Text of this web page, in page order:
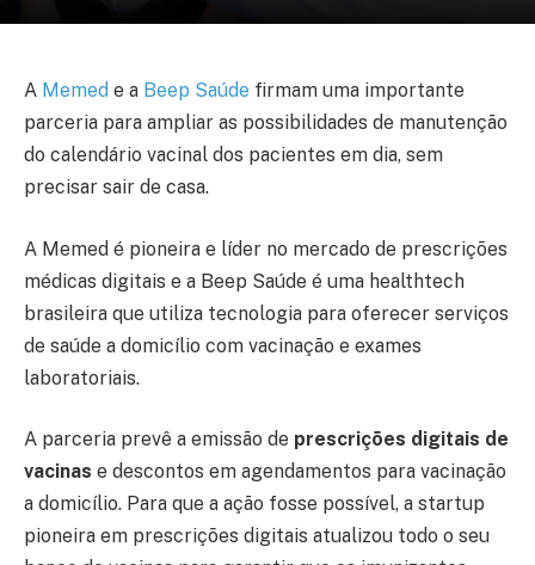
A Memed e a Beep Saúde firmam uma importante
parceria para ampliar as possibilidades de manutenção
do calendário vacinal dos pacientes em dia, sem
precisar sair de casa.
A Memed é pioneira e líder no mercado de prescrições
médicas digitais e a Beep Saúde é uma healthtech
brasileira que utiliza tecnologia para oferecer serviços
de saúde a domicílio com vacinação e exames
laboratoriais.
A parceria prevê a emissão de prescrições digitais de
vacinas e descontos em agendamentos para vacinação
a domicílio. Para que a ação fosse possível, a startup
pioneira em prescrições digitais atualizou todo o seu